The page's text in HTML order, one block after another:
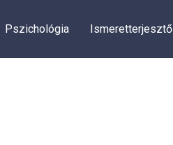
Pszichológia Ismeretterjesztő